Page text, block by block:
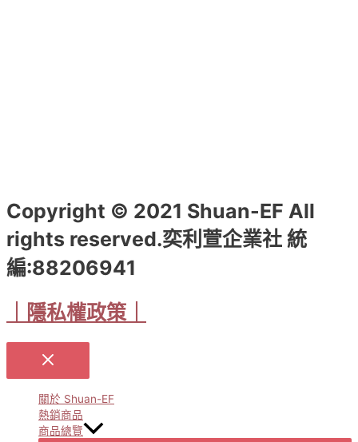
Copyright © 2021 Shuan-EF All
rights reserved.奕利萱企業社 統
編:88206941
｜隱私權政策｜
關於 Shuan-EF
熱銷商品
商品總覽